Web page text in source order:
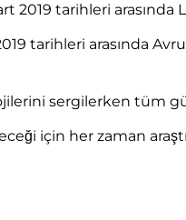
2019 tarihleri
tarihleri arasında
sergilerken tüm
için her zaman